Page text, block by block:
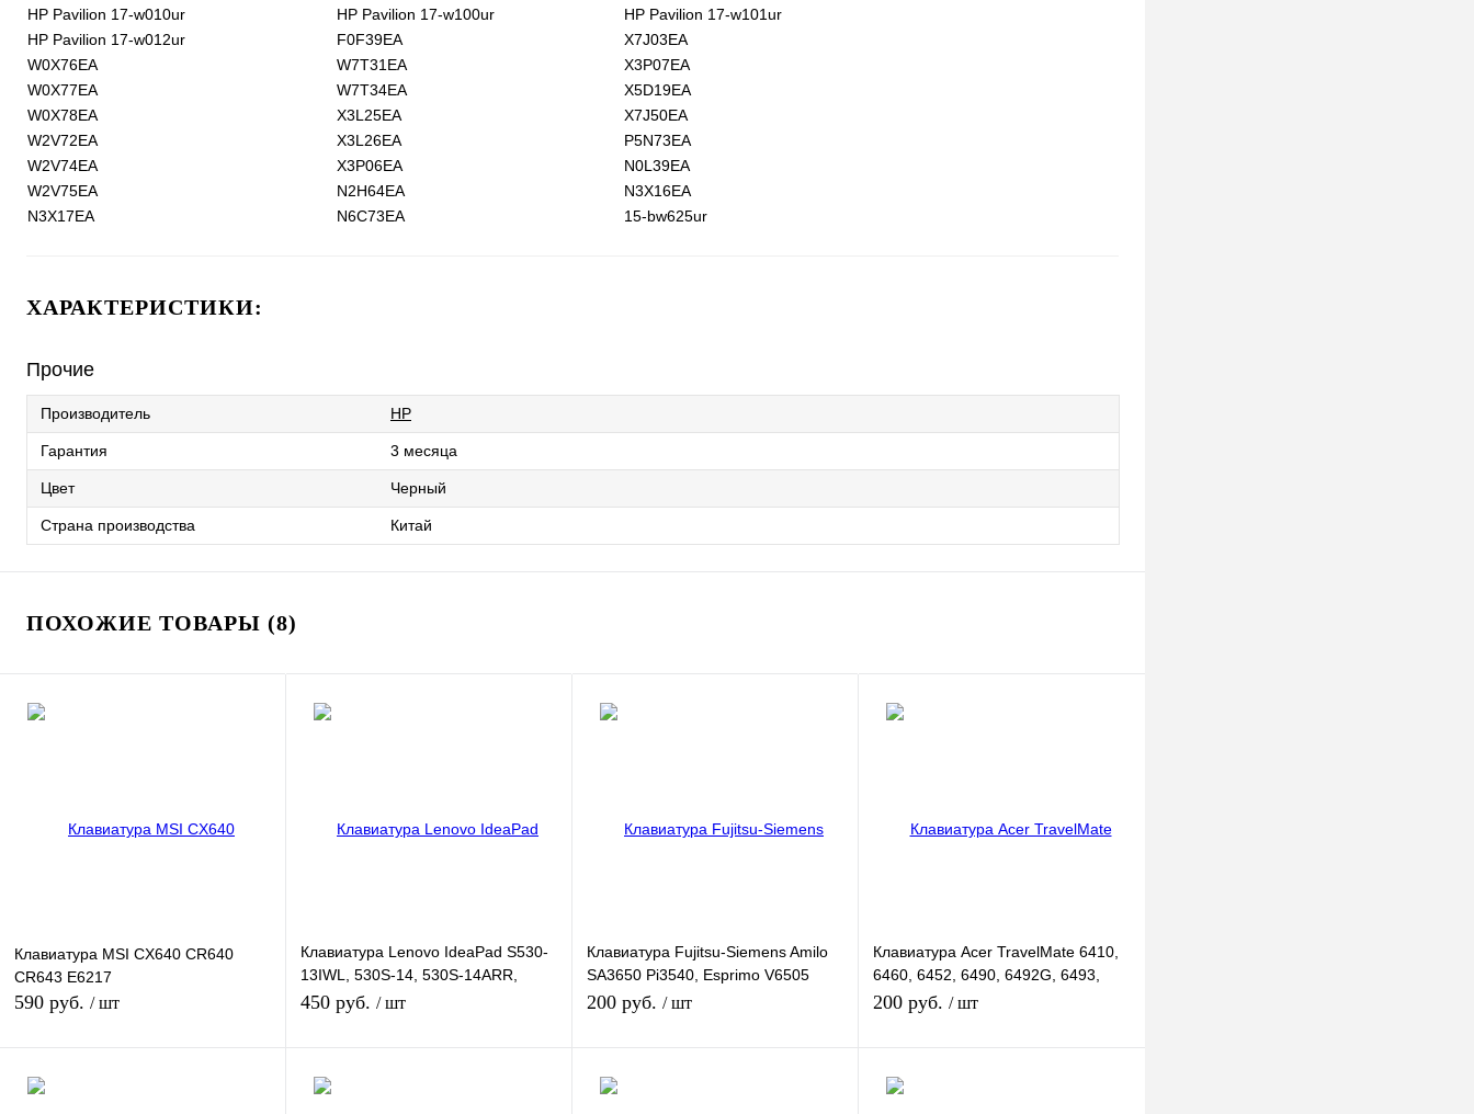
HP Pavilion 17-w010ur
HP Pavilion 17-w100ur
HP Pavilion 17-w101ur
HP Pavilion 17-w012ur
F0F39EA
X7J03EA
W0X76EA
W7T31EA
X3P07EA
W0X77EA
W7T34EA
X5D19EA
W0X78EA
X3L25EA
X7J50EA
W2V72EA
X3L26EA
P5N73EA
W2V74EA
X3P06EA
N0L39EA
W2V75EA
N2H64EA
N3X16EA
N3X17EA
N6C73EA 15-bw625ur
ХАРАКТЕРИСТИКИ:
Прочие
Производитель HP
Гарантия 3 месяца
Цвет Черный
Страна производства Китай
ПОХОЖИЕ ТОВАРЫ (8)
Клавиатура MSI CX640 CR640
CR643 E6217
590 руб. / шт
Клавиатура Lenovo IdeaPad S530-
13IWL, 530S-14, 530S-14ARR,
530S-14IKB, 530S-15IKB
450 руб. / шт
Клавиатура Fujitsu-Siemens Amilo
SA3650 Pi3540, Esprimo V6505
V6515 PA3515
200 руб. / шт
Клавиатура Acer TravelMate 6410,
6460, 6452, 6490, 6492G, 6493,
6592G, 6593
200 руб. / шт